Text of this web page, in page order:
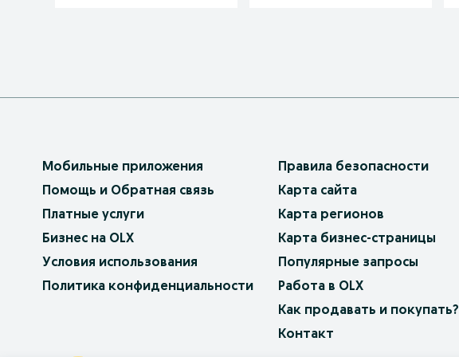
Мобильные приложения
Помощь и Обратная связь
Платные услуги
Бизнес на OLX
Условия использования
Политика конфиденциальности
Правила безопасности
Карта сайта
Карта регионов
Карта бизнес-страницы
Популярные запросы
Работа в OLX
Как продавать и покупать?
Контакт